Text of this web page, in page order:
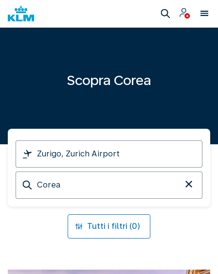
Scopra Corea
Parto
da
Arrivo
Tutti i filtri (0)